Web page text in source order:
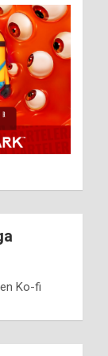
Ko-fi